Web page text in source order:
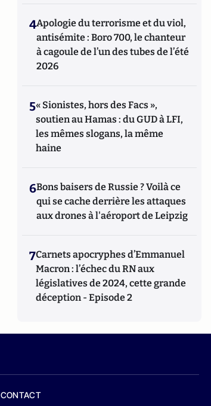
4Apologie du terrorisme et du viol,
antisémite : Boro 700, le chanteur
à cagoule de l’un des tubes de l’été
2026
5« Sionistes, hors des Facs »,
soutien au Hamas : du GUD à LFI,
les mêmes slogans, la même
haine
6Bons baisers de Russie ? Voilà ce
qui se cache derrière les attaques
aux drones à l'aéroport de Leipzig
7Carnets apocryphes d’Emmanuel
Macron : l’échec du RN aux
législatives de 2024, cette grande
déception - Episode 2
CONTACT